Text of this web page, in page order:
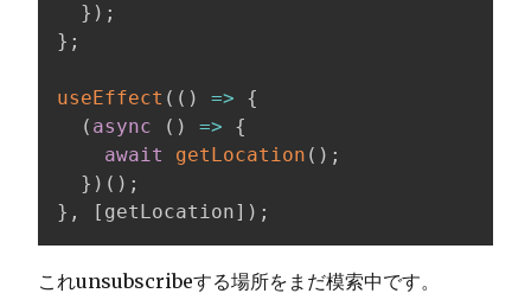
} ) ;
} ;
useEffect ( ( ) =>
{
( async ( ) =>
{
await
getLocation ( ) ;
} ) ( ) ;
} , [ getLocation] ) ;
これunsubscribeする場所をまだ模索中です。